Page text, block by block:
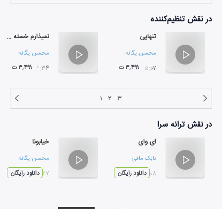
در نقشتنظیم‌کننده
تنهایی
محسن یگانه
۰۵:۰۷ ۳,۴۹۹ ت
نمیذارم خسته شی
محسن یگانه
۰۳:۳۴ ۳,۴۹۹ ت
۱ ۲ ۳
در نقشترانه سرا
ای وای
بابک مافی
۰۳:۰۸دانلود رایگان
خیابونا
محسن یگانه
۰۴:۲۷دانلود رایگان